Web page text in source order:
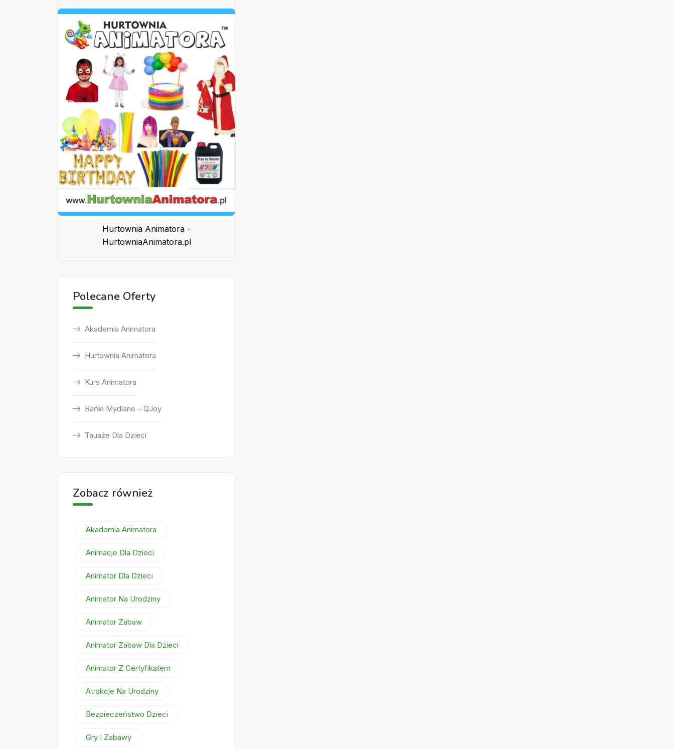
Hurtownia Animatora -
HurtowniaAnimatora.pl
Polecane Oferty
Akademia Animatora
Hurtownia Animatora
Kurs Animatora
Bańki Mydlane – QJoy
Tauaże Dla Dzieci
Zobacz również
Akademia Animatora
Animacje Dla Dzieci
Animator Dla Dzieci
Animator Na Urodziny
Animator Zabaw
Animator Zabaw Dla Dzieci
Animator Z Certyfikatem
Atrakcje Na Urodziny
Bezpieczeństwo Dzieci
Gry I Zabawy